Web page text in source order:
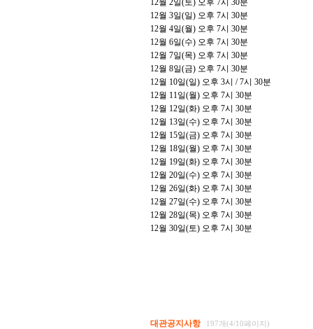
12월 2일(토) 오후 7시 30분
12월 3일(일) 오후 7시 30분
12월 4일(월) 오후 7시 30분
12월 6일(수) 오후 7시 30분
12월 7일(목) 오후 7시 30분
12월 8일(금) 오후 7시 30분
12월 10일(일) 오후 3시 / 7시 30분
12월 11일(월) 오후 7시 30분
12월 12일(화) 오후 7시 30분
12월 13일(수) 오후 7시 30분
12월 15일(금) 오후 7시 30분
12월 18일(월) 오후 7시 30분
12월 19일(화) 오후 7시 30분
12월 20일(수) 오후 7시 30분
12월 26일(화) 오후 7시 30분
12월 27일(수) 오후 7시 30분
12월 28일(목) 오후 7시 30분
12월 30일(토) 오후 7시 30분
대관공지사항 197개(4/10페이지)